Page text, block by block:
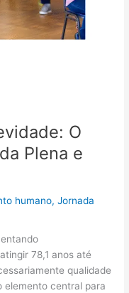
O
Plena e
humano,Jornada
78,1 anos até
qualidade
elemento central para